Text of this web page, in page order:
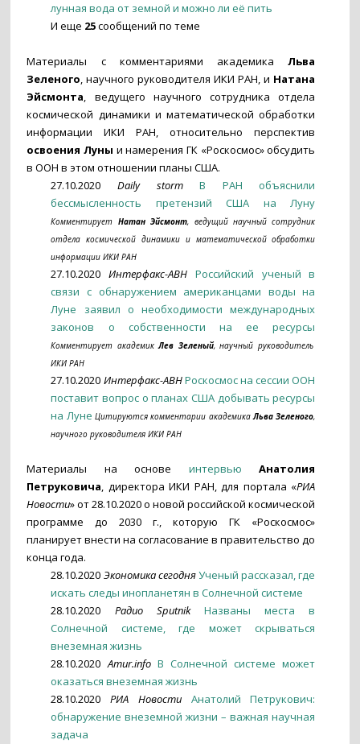
лунная вода от земной и можно ли её пить
И еще 25сообщений по теме
Материалы с комментариями академикаЛьва
Зеленого, научного руководителя ИКИ РАН, и Натана
Эйсмонта, ведущего научного сотрудника отдела
космической динамики и математической обработки
информации ИКИ РАН, относительно перспектив
освоения Луны и намерения ГК «Роскосмос» обсудить
в ООН в этом отношении планы США.
27.10.2020Daily storm
В РАН объяснили
бессмысленность претензий США на Луну
Комментирует Натан Эйсмонт, ведущий научный сотрудник
отдела космической динамики и математической обработки
информации ИКИ РАН
27.10.2020Интерфакс-АВН Российский ученый в
связи с обнаружением американцами воды на
Луне заявил о необходимости международных
законов о собственности на ее ресурсы
Комментирует академикЛев Зеленый, научный руководитель
ИКИ РАН
27.10.2020 Интерфакс-АВНРоскосмос на сессии ООН
поставит вопрос о планах США добывать ресурсы
на Луне Цитируются комментарии академикаЛьва Зеленого,
научного руководителя ИКИ РАН
Материалы на основе интервью
Анатолия
Петруковича, директора ИКИ РАН, для портала «РИА
Новости» от 28.10.2020 о новой российской космической
программе до 2030 г., которую ГК «Роскосмос»
планирует внести на согласование в правительство до
конца года.
28.10.2020 Экономика сегодняУченый рассказал, где
искать следы инопланетян в Солнечной системе
28.10.2020 Радио Sputnik
Названы места в
Солнечной системе, где может скрываться
внеземная жизнь
28.10.2020Amur.info В Солнечной системе может
оказаться внеземная жизнь
28.10.2020РИА Новости
Анатолий Петрукович:
обнаружение внеземной жизни – важная научная
задача